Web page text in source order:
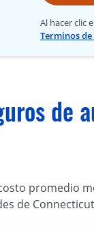
Al hacer clic
Terminos de
de
promedio
de